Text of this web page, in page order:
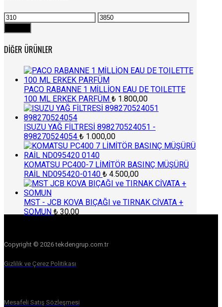
En
düşük
fiyat
En
yüksek
DIĞER ÜRÜNLER
PACO RABANNE 1 MİLLİON EAU DE TOILETTE
100 ML ERKEK PARFÜM ₺ 1.800,00
ISUZU YAĞ FİLTRESİ 898270524051 -
898270524054 ₺ 1.000,00
KOMATSU PC400-7 LİMİTÖR BASINÇ MÜŞÜRÜ
RAİL ND095420-0140 ₺ 4.500,00
MST - JCB KOVA BIÇAĞI ve TIRNAK CİVATA +
SOMUN ₺ 30,00
Copyright © 2026 tekdengrup.com.tr
Gizlilik ve Çerez Politikası
Mesafeli Satış Sözleşmesi